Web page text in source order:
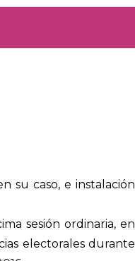
su caso, e instalación
sesión ordinaria, en
electorales durante